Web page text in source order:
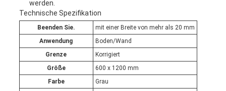
werden.
Technische Spezifikation
Beenden Sie.
mit einer Breite von mehr als 20 mm
Anwendung
Boden/Wand
Grenze
Korrigiert
Größe
600 x 1200 mm
Farbe
Grau